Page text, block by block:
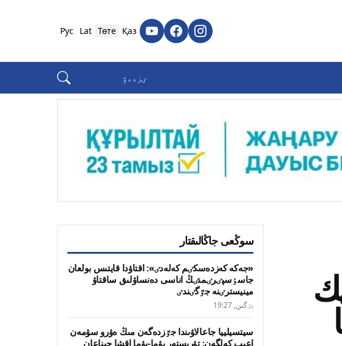
Қаз
Төте
Lat
Рус
سوڭعى جاڭالىقتار
«جەكە كەزدەسكٸم كەلەدٸ»: اقتاۋدا قايتىس بولعان
جاسٶسپٸرٸمنٸڭ اناسى دەنساۋلىق ساقتاۋ
مينيسترٸنە جٷگٸندٸ
بٷگىن, 19:27
سيتسيلييا جاعالاۋىندا جٷزدەگەن مىڭ ەۋرو سۋمەن
اعىپ كەلگەن: تۋريستەر بۋما-بۋما اقشا جيناعان